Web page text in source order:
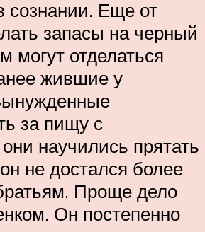
сознании. Еще от
запасы на черный
могут отделаться
жившие у
за пищу с
научились прятать
не достался более
Проще дело
Он постепенно